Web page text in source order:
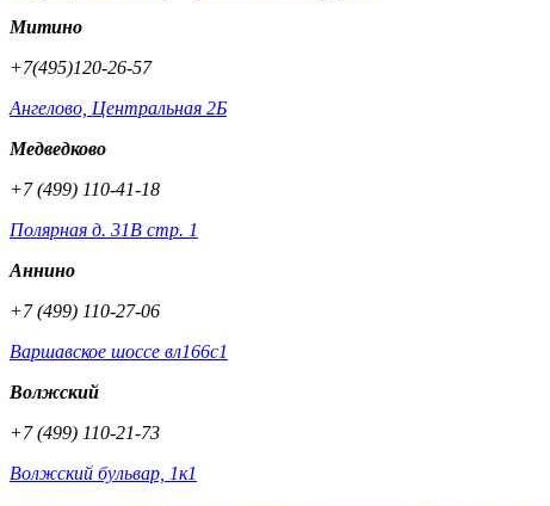
Митино
+7(495)120-26-57
Ангелово, Центральная 2Б
Медведково
+7 (499) 110-41-18
Полярная д. 31В стр. 1
Аннино
+7 (499) 110-27-06
Варшавское шоссе вл166с1
Волжский
+7 (499) 110-21-73
Волжский бульвар, 1к1